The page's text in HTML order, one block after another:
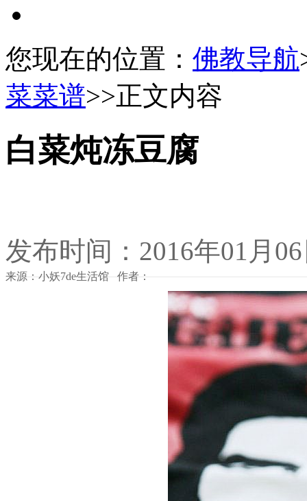
您现在的位置： 佛教导航
菜菜谱>>正文内容
白菜炖冻豆腐
发布时间：2016年01月
来源：小妖7de生活馆 作者：